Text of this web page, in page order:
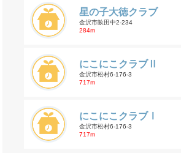
星の子大徳クラブ
金沢市畝田中2-234
284m
にこにこクラブⅡ
金沢市松村6-176-3
717m
にこにこクラブⅠ
金沢市松村6-176-3
717m